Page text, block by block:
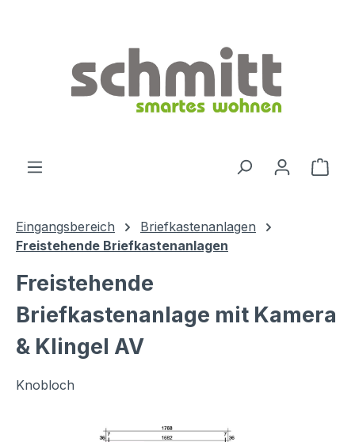
Eingangsbereich
Briefkastenanlagen
Freistehende Briefkastenanlagen
Freistehende
Briefkastenanlage mit Kamera
& Klingel AV
Knobloch